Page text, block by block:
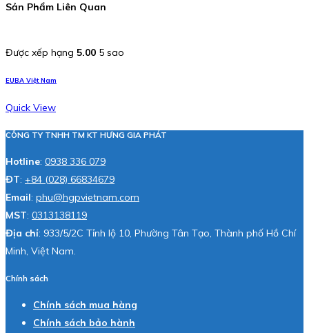
Sản Phẩm Liên Quan
Được xếp hạng 5.00 5 sao
EUBA Việt Nam
Quick View
CÔNG TY TNHH TM KT HƯNG GIA PHÁT
Hotline: 0938 336 079
ĐT: +84 (028) 66834679
Email: phu@hgpvietnam.com
MST: 0313138119
Địa chỉ: 933/5/2C Tỉnh lộ 10, Phường Tân Tạo, Thành phố Hồ Chí
Minh, Việt Nam.
Chính sách
Chính sách mua hàng
Chính sách bảo hành